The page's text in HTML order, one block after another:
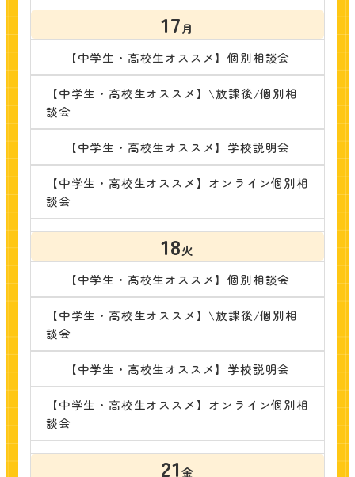
17月
【中学生・高校生オススメ】個別相談会
【中学生・高校生オススメ】\放課後/個別相
談会
【中学生・高校生オススメ】学校説明会
【中学生・高校生オススメ】オンライン個別相
談会
18火
【中学生・高校生オススメ】個別相談会
【中学生・高校生オススメ】\放課後/個別相
談会
【中学生・高校生オススメ】学校説明会
【中学生・高校生オススメ】オンライン個別相
談会
21金